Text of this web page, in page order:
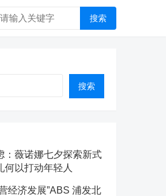
搜索
搜索
：薇诺娜七夕探索新式
何以打动年轻人
经济发展”ABS 浦发北